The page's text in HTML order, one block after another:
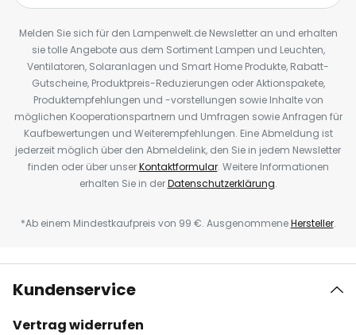
Melden Sie sich für den Lampenwelt.de Newsletter an und erhalten
sie tolle Angebote aus dem Sortiment Lampen und Leuchten,
Ventilatoren, Solaranlagen und Smart Home Produkte, Rabatt-
Gutscheine, Produktpreis-Reduzierungen oder Aktionspakete,
Produktempfehlungen und -vorstellungen sowie Inhalte von
möglichen Kooperationspartnern und Umfragen sowie Anfragen für
Kaufbewertungen und Weiterempfehlungen. Eine Abmeldung ist
jederzeit möglich über den Abmeldelink, den Sie in jedem Newsletter
finden oder über unserKontaktformular. Weitere Informationen
erhalten Sie in derDatenschutzerklärung.
*Ab einem Mindestkaufpreis von 99 €. AusgenommeneHersteller.
Kundenservice
Vertrag widerrufen